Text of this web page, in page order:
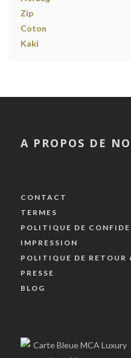
A PROPOS DE
CONTACT
TERMES
POLITIQUE DE
IMPRESSION
POLITIQUE DE RETOUR
PRESSE
BLOG